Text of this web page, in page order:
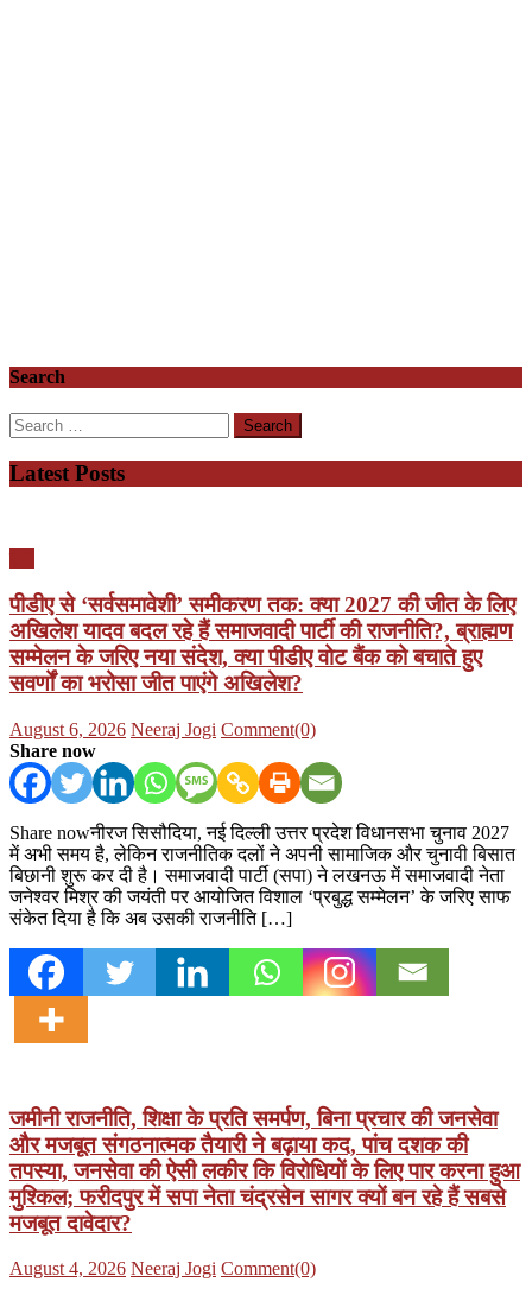
Search
Search
for:
Latest Posts
पीडीए से ‘सर्वसमावेशी’ समीकरण तक: क्या 2027 की जीत के लिए
अखिलेश यादव बदल रहे हैं समाजवादी पार्टी की राजनीति?, ब्राह्मण
सम्मेलन के जरिए नया संदेश, क्या पीडीए वोट बैंक को बचाते हुए
सवर्णों का भरोसा जीत पाएंगे अखिलेश?
Posted
on
August 6, 2026 Author
Neeraj Jogi Comment(0)
Share now
Share nowनीरज सिसौदिया, नई दिल्ली उत्तर प्रदेश विधानसभा चुनाव 2027
में अभी समय है, लेकिन राजनीतिक दलों ने अपनी सामाजिक और चुनावी बिसात
बिछानी शुरू कर दी है। समाजवादी पार्टी (सपा) ने लखनऊ में समाजवादी नेता
जनेश्वर मिश्र की जयंती पर आयोजित विशाल ‘प्रबुद्ध सम्मेलन’ के जरिए साफ
संकेत दिया है कि अब उसकी राजनीति […]
जमीनी राजनीति, शिक्षा के प्रति समर्पण, बिना प्रचार की जनसेवा
और मजबूत संगठनात्मक तैयारी ने बढ़ाया कद, पांच दशक की
तपस्या, जनसेवा की ऐसी लकीर कि विरोधियों के लिए पार करना हुआ
मुश्किल; फरीदपुर में सपा नेता चंद्रसेन सागर क्यों बन रहे हैं सबसे
मजबूत दावेदार?
Posted
August 4, 2026 Author
Neeraj Jogi Comment(0)